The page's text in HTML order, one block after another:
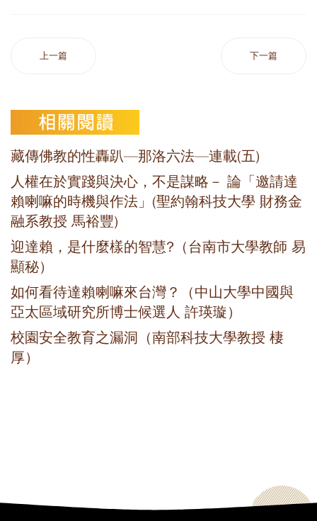
上一篇 下一篇
藏傳佛教的性轟趴—那洛六法—連載(五)
人權在於實踐與決心，不是謀略－ 論「邀請達
賴喇嘛的時機與作法」(聖約翰科技大學 財務金
融系教授 馬裕豐)
迎達賴，是什麼樣的智慧?（台南市大學教師 易
顯秘）
如何看待達賴喇嘛來台灣？（中山大學中國與
亞太區域研究所博士候選人 許瑛璇）
校園安全教育之漏洞（南部科技大學教授 棲
厚）